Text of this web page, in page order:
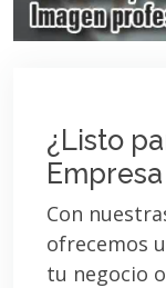
¿Listo
Con
ofrecemos
tu negocio